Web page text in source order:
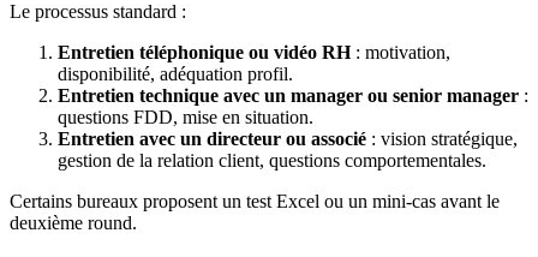
Le processus standard :
Entretien téléphonique ou vidéo RH: motivation,
disponibilité, adéquation profil.
Entretien technique avec un manager ou senior manager :
questions FDD, mise en situation.
Entretien avec un directeur ou associé : vision stratégique,
gestion de la relation client, questions comportementales.
Certains bureaux proposent un test Excel ou un mini-cas avant le
deuxième round.